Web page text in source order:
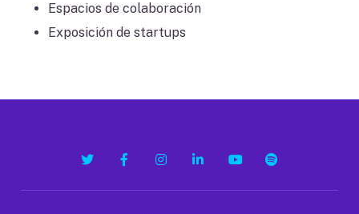
Espacios de colaboración
Exposición de startups
T
F
a
I
L
Y
S
p